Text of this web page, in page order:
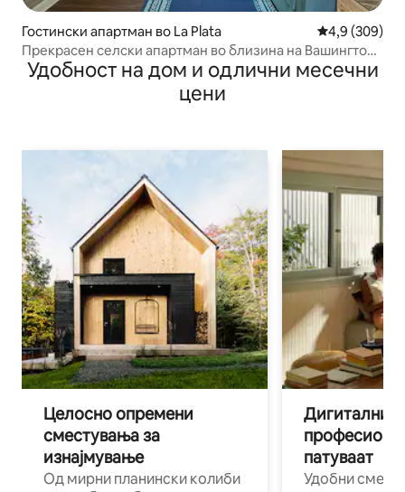
Гостински апартман во La Plata Просечна
4,9 (309)
Прекрасен селски апартман во близина на Вашингтон,
Федерален округ Колумбија
Удобност на дом и одлични месечни
цени
Целосно опремени
сместувања за
изнајмување
Од мирни планински колиби
Дигитални
патуваат
Удобни